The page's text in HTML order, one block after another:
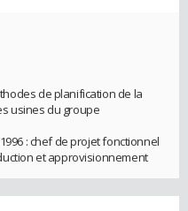
de planification de la
usines du groupe
: chef de projet fonctionnel
et approvisionnement